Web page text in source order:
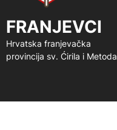
FRANJEVCI
Hrvatska franjevačka
provincija sv. Ćirila i Metoda